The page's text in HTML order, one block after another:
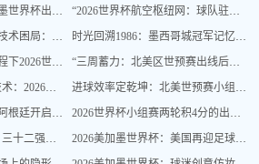
净胜球权重调整：美加墨世界杯出线规则或迎结构性变化
2026世界杯越位判定的技术困局：毫米级精确与物理极限的博弈边界
高海拔—低海拔交替赛程下2026世界杯球员血氧饱和度的动态追踪与影响机制分析
“高海拔动态气室分配技术：2026世界杯官方用球方案”
梅西领航，新锐崛起：阿根廷开启卫冕新征程
“四十八强启航新纪元，三十二强封存旧章：2026世界杯重塑格局”
“2026世界杯航空枢纽网：球队驻地与赛场的快速衔接设计”
时光回溯1986：墨西哥城冠军记忆主题民宿，重燃你的世界杯情怀
“三周蓄力：北美区世预赛出线后的体能优化策略”
进球效率定乾坤：北美世预赛小组排名背后的转化率密码
2026世界杯小组赛两轮积4分的出线概率与晋级稳定性分析
2026美加墨世界杯：美国再迎足球盛宴